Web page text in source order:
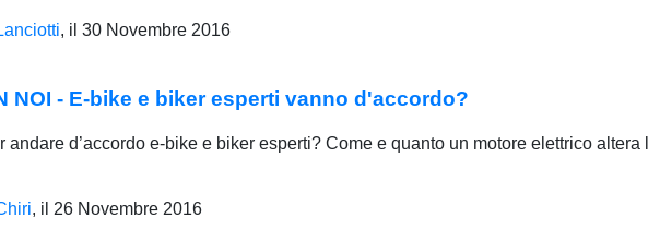
, il 30 Novembre 2016
NOI - E-bike e biker esperti vanno d'accordo?
andare d’accordo e-bike e biker esperti? Come e quanto un motore elettrico
, il 26 Novembre 2016